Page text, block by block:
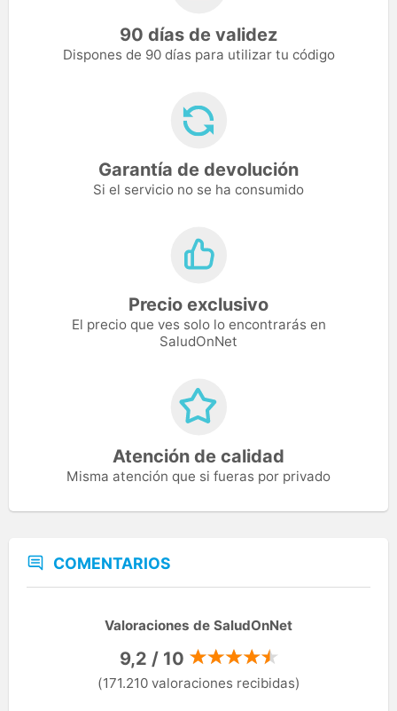
90 días de validez
Dispones de 90 días para utilizar tu código
Garantía de devolución
Si el servicio no se ha consumido
Precio exclusivo
El precio que ves solo lo encontrarás en
SaludOnNet
Atención de calidad
Misma atención que si fueras por privado
COMENTARIOS
Valoraciones de SaludOnNet
9,2 / 10
(171.210 valoraciones recibidas)